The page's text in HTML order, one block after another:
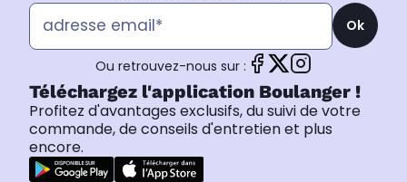
Ok
Ou retrouvez-nous sur :
Téléchargez l'application Boulanger !
Profitez d'avantages exclusifs, du suivi de votre
commande, de conseils d'entretien et plus
encore.